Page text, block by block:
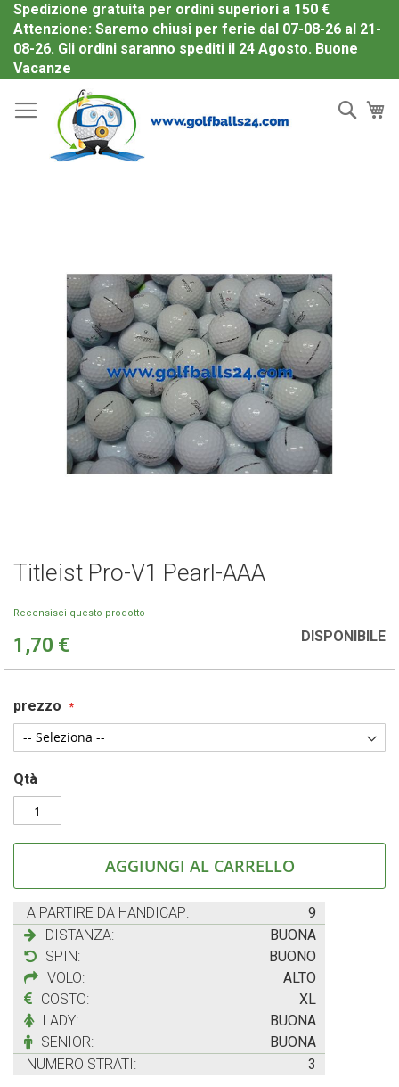
Spedizione gratuita per ordini superiori a 150 €
Attenzione: Saremo chiusi per ferie dal 07-08-26 al 21-
08-26. Gli ordini saranno spediti il 24 Agosto. Buone
Vacanze
al
contenuto
Titleist Pro-V1 Pearl-AAA
Recensisci questo prodotto
1,70 € DISPONIBILE
prezzo
Qtà
AGGIUNGI AL CARRELLO
A PARTIRE DA HANDICAP:
9
DISTANZA:
BUONA
SPIN:
BUONO
VOLO:
ALTO
COSTO:
XL
LADY:
BUONA
SENIOR:
BUONA
NUMERO STRATI:
3
immagini
Vai
della
di
immagini